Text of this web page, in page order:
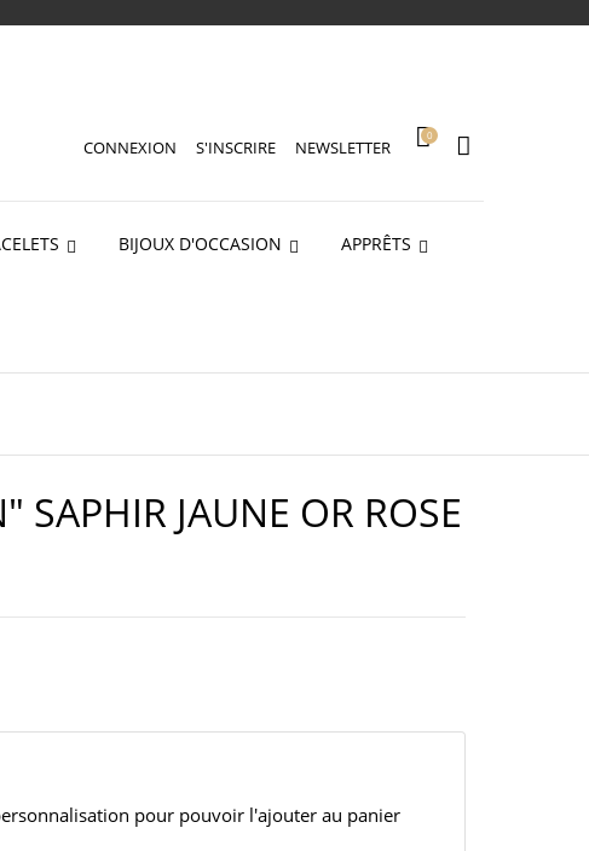
CONNEXION S'INSCRIRE NEWSLETTER
0
BIJOUX D'OCCASION APPRÊTS
SAPHIR JAUNE OR ROSE
pour pouvoir l'ajouter au panier